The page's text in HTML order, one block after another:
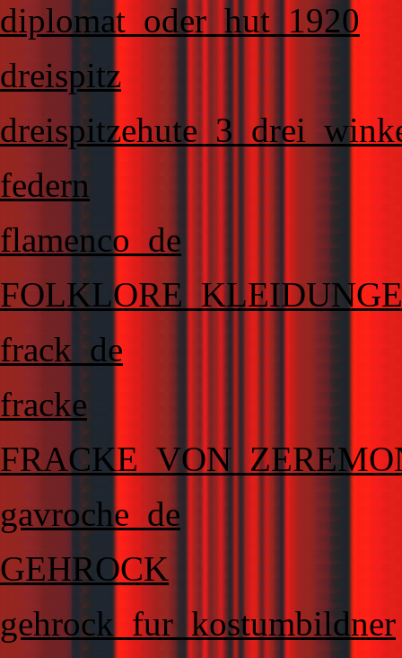
diplomat_oder_hut_1920
dreispitz
federn
flamenco_de
frack_de
fracke
gavroche_de
GEHROCK
gehrock_fur_kostumbildner